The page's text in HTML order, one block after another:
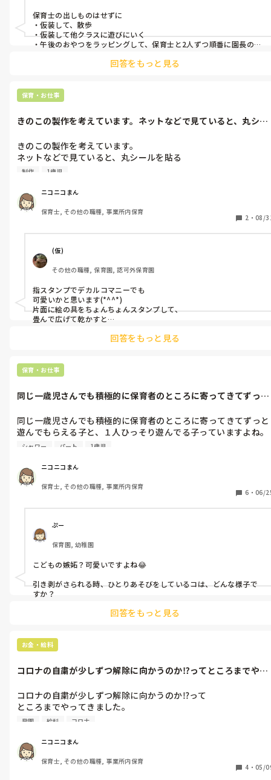
保育士の出しものはせずに
・仮装して、散歩
・仮装して他クラスに遊びにいく
・午後のおやつをラッピングして、保育士と2人ずつ順番に園長のと
・一人ずつ写真に取って、後日部屋に貼る（保護者用）
※ハロウィンの制作をしたのなら、その横に貼ってもいいですね
回答をもっと見る
保育・お仕事
きのこの製作を考えています。ネットなどで見ていると、丸シー
きのこの製作を考えています。
ネットなどで見ていると、丸シールを貼る
というのが多く、うちも0,1,2歳児でほとんど
しれませんが、もしどなたか違うものをしていたら
教えていただけると嬉しいです。
導入として、きのこの絵本を読んで、
というのを考えています。
制作 1歳児
ニコニコまん
保育士, その他の職種, 事業所内保育
2 ・ 08/
(仮)
その他の職種, 保育園, 認可外保育園
指スタンプでデカルコマニーでも
可愛いかと思います(*^^*)
片面に絵の具をちょんちょんスタンプして、
畳んで広げて乾かすと
食べ物を連想させてから
きのこに繋げるとよりスムーズかと
回答をもっと見る
保育・お仕事
同じ一歳児さんでも積極的に保育者のところに寄ってきてずっと
同じ一歳児さんでも積極的に保育者のところに寄ってきてずっと
遊んでもらえる子と、１人ひっそり遊んでる子っていますよね。
そのひっそり遊んでるのもそれは成長の過程で大事なことなので
言葉のシャワーをもっと浴びせてあげたいなぁとか思ったりする
んです。でも、その子と向き合おうとすると、他の子どもたち
が、わたしの元へやってきて、その子から引っ剥がされるので
何かいい方法はないかなぁと思うのですが。。
アドバイスいただけるとうれしいです。
シャワー パート 1歳児
ニコニコまん
保育士, その他の職種, 事業所内保育
6 ・ 06/
ぷー
保育園, 幼稚園
こどもの嫉妬？可愛いですよね😂
引き剥がさられる時、ひとりあそびをしているコは、どんな様子で
すか？
回答をもっと見る
お金・給料
コロナの自粛が少しずつ解除に向かうのか⁉️ってところまでやっ
コロナの自粛が少しずつ解除に向かうのか⁉️って
ところまでやってきました。
わたしの園でも来週から子どもが登園する日に
子どもが抜き二人とかなので、職員も交代で出勤になります。
全面閉鎖の時は給与補償もあるかもしれませんが、
月に何回か出勤するとなったら、他の日の分は
登園 給料 コロナ
ニコニコまん
保育士, その他の職種, 事業所内保育
4 ・ 05/